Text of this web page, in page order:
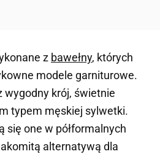
z bawełny, których
modele garniturowe.
wygodny krój, świetnie
typem męskiej sylwetki.
się one w półformalnych
alternatywą dla